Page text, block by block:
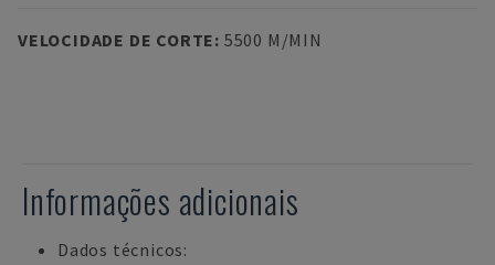
VELOCIDADE DE CORTE: 5500 M/MIN
Informações adicionais
Dados técnicos: